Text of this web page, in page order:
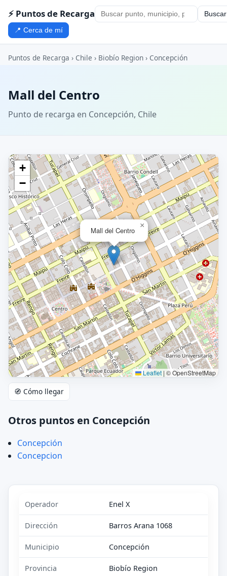
⚡ Puntos de Recarga Buscar
📍 Cerca de mí
Puntos de Recarga › Chile › Biobío Region › Concepción
Mall del Centro
Punto de recarga en Concepción, Chile
Mall del Centro
×
+
−
Leaflet | © OpenStreetMap
🧭 Cómo llegar
Otros puntos en Concepción
Concepción
Concepcion
Operador Enel X
Dirección Barros Arana 1068
Municipio Concepción
Provincia Biobío Region